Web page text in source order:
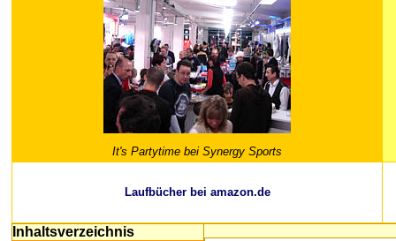
It's Partytime bei Synergy Sports
Laufbücher bei amazon.de
Inhaltsverzeichnis